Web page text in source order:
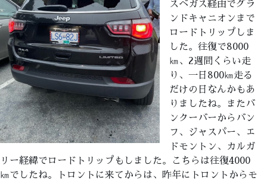
スベガス経由でグラ
ンドキャニオンまで
ロードトリップしま
した。往復で8000
㎞、2週間くらい走
り、一日800㎞走る
だけの日なんかもあ
りましたね。またバ
ンクーバーからバン
フ、ジャスパー、エ
ドモントン、カルガ
リー経緯でロードトリップもしました。こちらは往復4000
㎞でしたね。トロントに来てからは、昨年にトロントからモ